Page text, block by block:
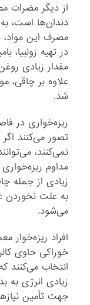
از دیگر مضرات
دندان‌ها است،
مصرف این مواد،
در تهیه زولبیا،
مقدار زیادی
علاوه بر چاقی،
شد.
ریزه‌خواری در
تصور می‌کنند
نمی‌کنند،
مداوم ریزه‌خواری
زیادی از جمله
به علت نخوردن
می‌شود.
افراد ریزه‌خوار
خوراکی حاوی
انتخاب می‌کنند
زیادی انرژی به
جهت تأمین